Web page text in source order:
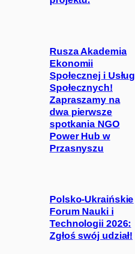
Rusza Akademia
Ekonomii
Społecznej i Usług
Społecznych!
Zapraszamy na
dwa pierwsze
spotkania NGO
Power Hub w
Przasnyszu
Polsko-Ukraińskie
Forum Nauki i
Technologii 2026:
Zgłoś swój udział!